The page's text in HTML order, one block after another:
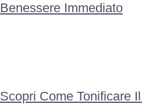
Benessere Immediato
Scopri Come Tonificare